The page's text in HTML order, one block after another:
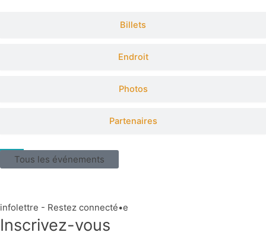
Billets
Endroit
Photos
Partenaires
Tous les événements
infolettre - Restez connecté•e
Inscrivez-vous